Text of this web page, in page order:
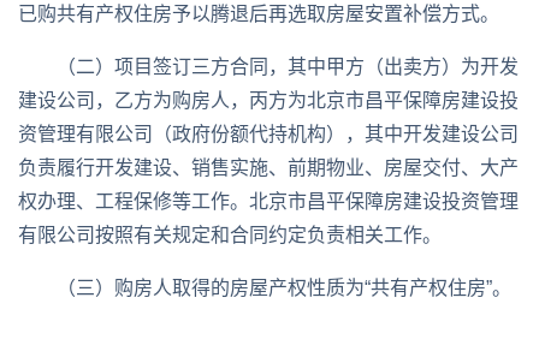
已购共有产权住房予以腾退后再选取房屋安置补偿方式。
（二）项目签订三方合同，其中甲方（出卖方）为开发
建设公司，乙方为购房人，丙方为北京市昌平保障房建设投
资管理有限公司（政府份额代持机构），其中开发建设公司
负责履行开发建设、销售实施、前期物业、房屋交付、大产
权办理、工程保修等工作。北京市昌平保障房建设投资管理
有限公司按照有关规定和合同约定负责相关工作。
（三）购房人取得的房屋产权性质为“共有产权住房”。